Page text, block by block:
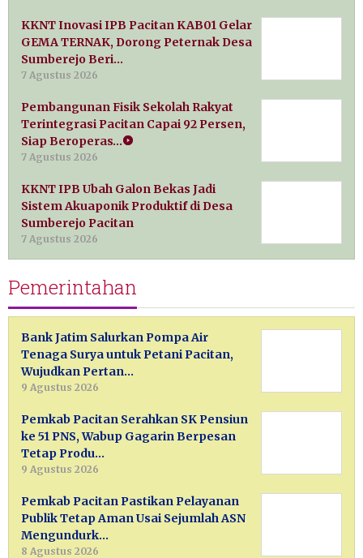
KKNT Inovasi IPB Pacitan KAB01 Gelar
GEMA TERNAK, Dorong Peternak Desa
Sumberejo Beri…
7 Agustus 2026
Pembangunan Fisik Sekolah Rakyat
Terintegrasi Pacitan Capai 92 Persen,
Siap Beroperas…
7 Agustus 2026
KKNT IPB Ubah Galon Bekas Jadi
Sistem Akuaponik Produktif di Desa
Sumberejo Pacitan
7 Agustus 2026
Pemerintahan
Bank Jatim Salurkan Pompa Air
Tenaga Surya untuk Petani Pacitan,
Wujudkan Pertan…
9 Agustus 2026
Pemkab Pacitan Serahkan SK Pensiun
ke 51 PNS, Wabup Gagarin Berpesan
Tetap Produ…
9 Agustus 2026
Pemkab Pacitan Pastikan Pelayanan
Publik Tetap Aman Usai Sejumlah ASN
Mengundurk…
8 Agustus 2026